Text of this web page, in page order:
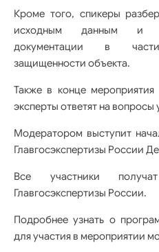
Кроме того, спикеры
исходным данным и
документации в части
защищенности объекта.
Также в конце
эксперты ответят на
Модератором выступит
Главгосэкспертизы России
Все участники
Главгосэкспертизы России.
Подробнее узнать о
для участия в мероприятии